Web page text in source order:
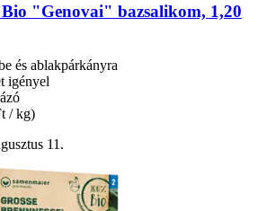
Bio "Genovai" bazsalikom, 1,20
és ablakpárkányra
igényel
/ kg)
11.